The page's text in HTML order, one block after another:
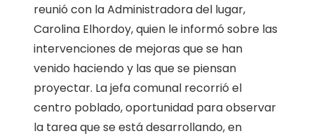
reunió con la Administradora del lugar,
Carolina Elhordoy, quien le informó sobre las
intervenciones de mejoras que se han
venido haciendo y las que se piensan
proyectar. La jefa comunal recorrió el
centro poblado, oportunidad para observar
la tarea que se está desarrollando, en